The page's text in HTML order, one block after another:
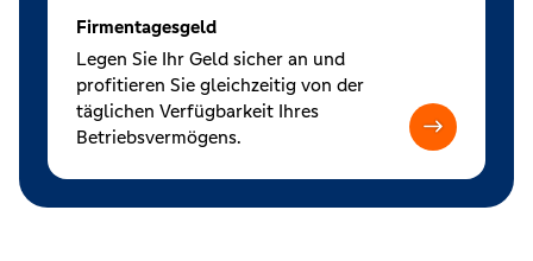
Firmentagesgeld
Legen Sie Ihr Geld sicher an und
profitieren Sie gleichzeitig von der
täglichen Verfügbarkeit Ihres
Betriebsvermögens.